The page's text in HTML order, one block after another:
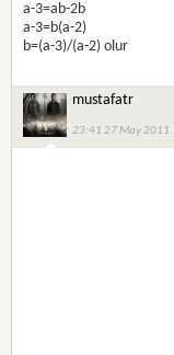
a-3=ab-2b
a-3=b(a-2)
b=(a-3)/(a-2) olur
mustafatr
23:41 27 May 2011